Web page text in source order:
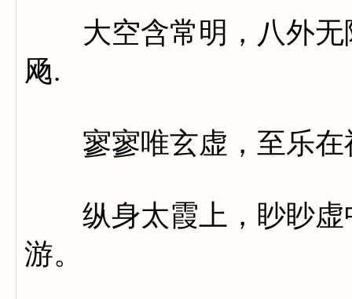
大空含常明，八外无
飏.
寥寥唯玄虚，至乐在
纵身太霞上，眇眇虚
游。